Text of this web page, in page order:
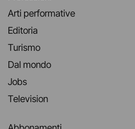
Arti performative
Editoria
Turismo
Dal mondo
Jobs
Television